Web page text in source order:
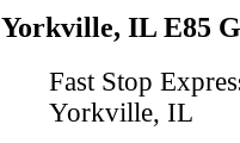
Yorkville, IL E85
Fast Stop
Yorkville, IL